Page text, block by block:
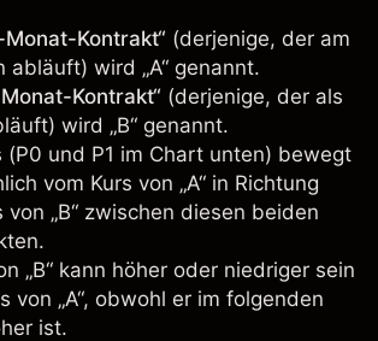
Monat-Kontrakt“ (derjenige, der am
abläuft) wird „A“ genannt.
Kontrakt“ (derjenige, der als
wird „B“ genannt.
(P0 und P1 im Chart unten) bewegt
vom Kurs von „A“ in Richtung
von „B“ zwischen diesen beiden
„B“ kann höher oder niedriger sein
von „A“, obwohl er im folgenden
ist.